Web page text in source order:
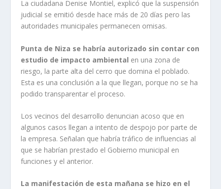
La ciudadana Denise Montiel, explicó que la suspensión
judicial se emitió desde hace más de 20 días pero las
autoridades municipales permanecen omisas.
Punta de Niza se habría autorizado sin contar con
estudio de impacto ambiental en una zona de
riesgo, la parte alta del cerro que domina el poblado.
Esta es una conclusión a la que llegan, porque no se ha
podido transparentar el proceso.
Los vecinos del desarrollo denuncian acoso que en
algunos casos llegan a intento de despojo por parte de
la empresa. Señalan que habría tráfico de influencias al
que se habrían prestado el Gobierno municipal en
funciones y el anterior.
La manifestación de esta mañana se hizo en el